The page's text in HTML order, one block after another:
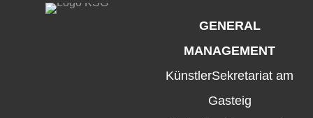
GENERAL
MANAGEMENT
KünstlerSekretariat am
Gasteig